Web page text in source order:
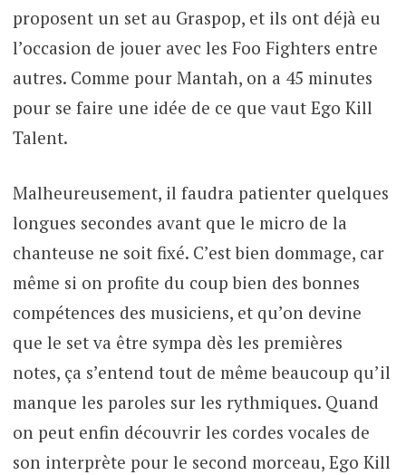
proposent un set au Graspop, et ils ont déjà eu
l’occasion de jouer avec les Foo Fighters entre
autres. Comme pour Mantah, on a 45 minutes
pour se faire une idée de ce que vaut Ego Kill
Talent.
Malheureusement, il faudra patienter quelques
longues secondes avant que le micro de la
chanteuse ne soit fixé. C’est bien dommage, car
même si on profite du coup bien des bonnes
compétences des musiciens, et qu’on devine
que le set va être sympa dès les premières
notes, ça s’entend tout de même beaucoup qu’il
manque les paroles sur les rythmiques. Quand
on peut enfin découvrir les cordes vocales de
son interprète pour le second morceau, Ego Kill